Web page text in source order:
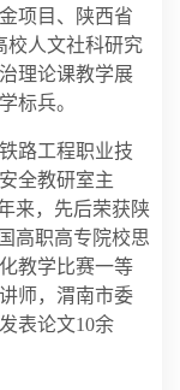
项目、陕西省
校人文社科研究
理论课教学展
标兵。
路工程职业技
全教研室主
来，先后荣获陕
高职高专院校思
教学比赛一等
师，渭南市委
表论文10余